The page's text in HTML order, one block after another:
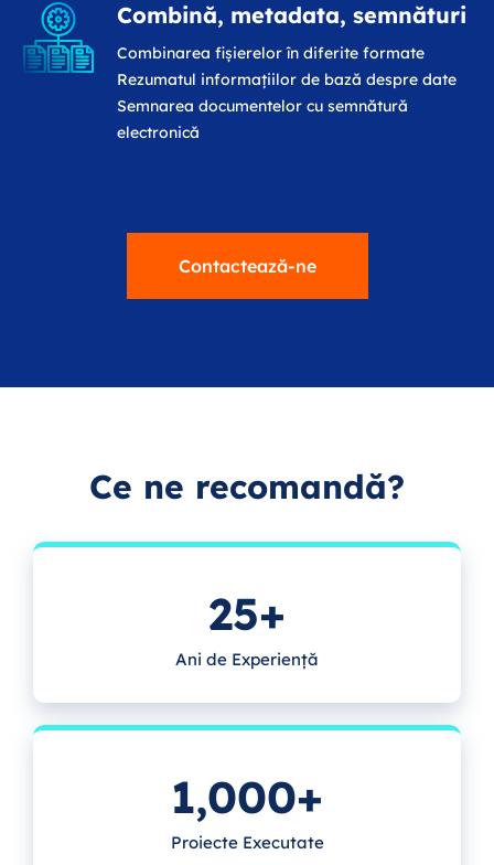
Combină, metadata, semnături
Combinarea fișierelor în diferite formate
Rezumatul informațiilor de bază despre date
Semnarea documentelor cu semnătură
electronică
Contactează-ne
Ce ne recomandă?
25+
Ani de Experiență
1,000+
Proiecte Executate